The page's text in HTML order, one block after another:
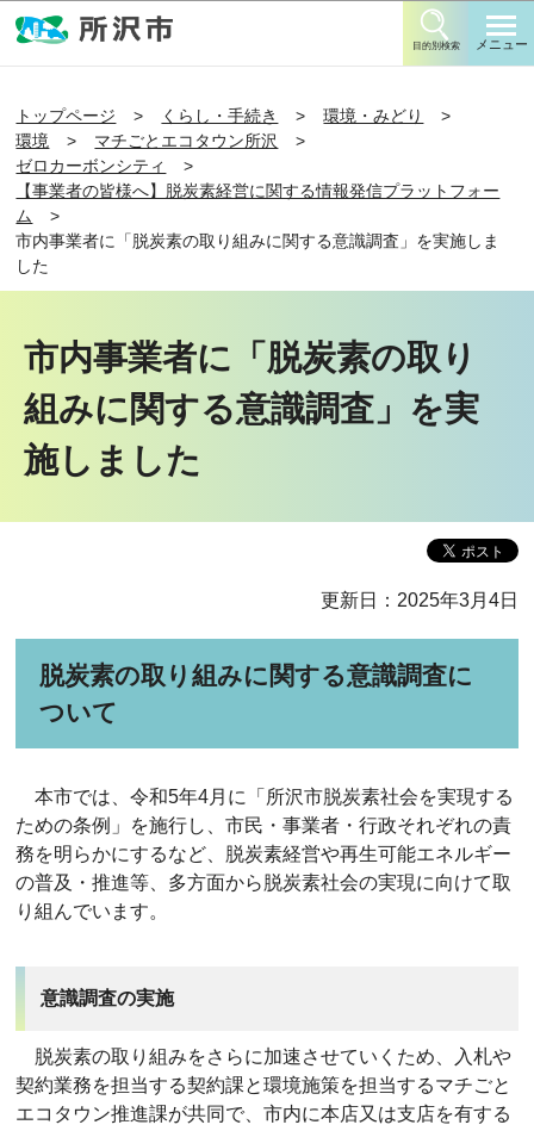
目的別検索 メニュー
トップページ くらし・手続き
環境・みどり
環境
マチごとエコタウン所沢
ゼロカーボンシティ
【事業者の皆様へ】脱炭素経営に関する情報発信プラットフォー
ム
市内事業者に「脱炭素の取り組みに関する意識調査」を実施しま
した
市内事業者に「脱炭素の取り
組みに関する意識調査」を実
施しました
更新日：2025年3月4日
脱炭素の取り組みに関する意識調査に
ついて
本市では、令和5年4月に「所沢市脱炭素社会を実現する
ための条例」を施行し、市民・事業者・行政それぞれの責
務を明らかにするなど、脱炭素経営や再生可能エネルギー
の普及・推進等、多方面から脱炭素社会の実現に向けて取
り組んでいます。
意識調査の実施
脱炭素の取り組みをさらに加速させていくため、入札や
契約業務を担当する契約課と環境施策を担当するマチごと
エコタウン推進課が共同で、市内に本店又は支店を有する